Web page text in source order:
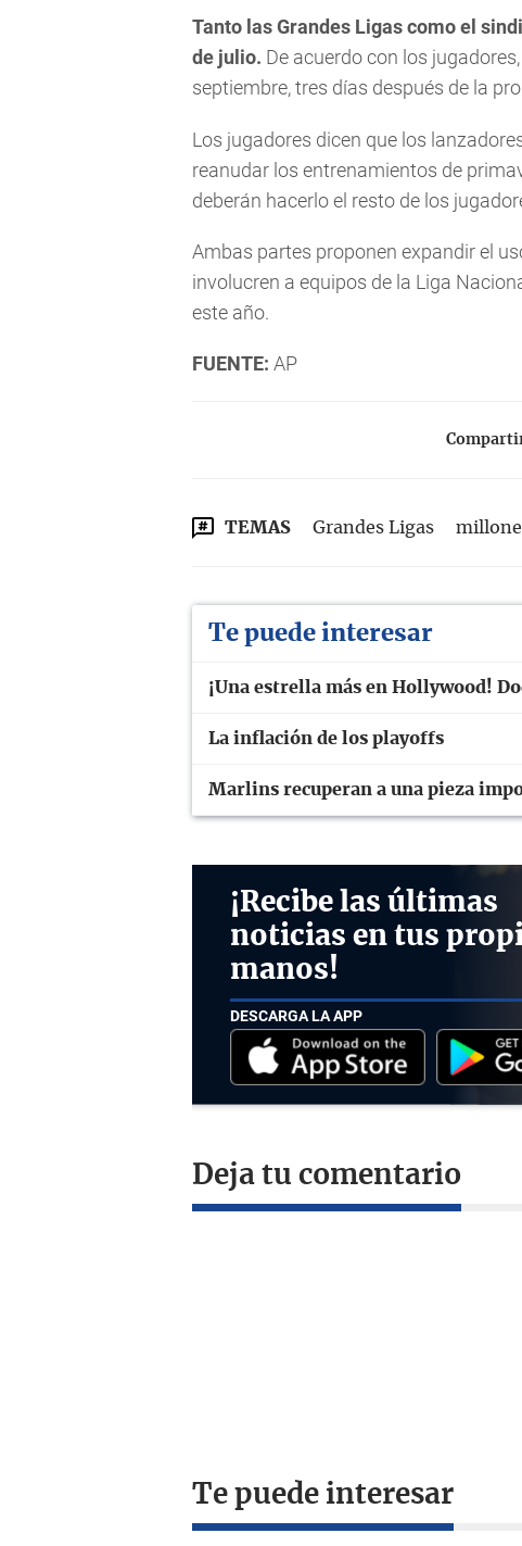
Tanto las Grandes Ligas como el
de julio. De acuerdo con los
septiembre, tres días después de la
Los jugadores dicen que los
reanudar los entrenamientos de
deberán hacerlo el resto de los
Ambas partes proponen expandir el
involucren a equipos de la Liga
este año.
FUENTE: AP
TEMAS Grandes Ligas
Te puede interesar
¡Una estrella más en Hollywood!
La inflación de los playoffs
Marlins recuperan a una pieza
¡Recibe las últimas
noticias en tus
manos!
DESCARGA LA APP
Deja tu comentario
Te puede interesar